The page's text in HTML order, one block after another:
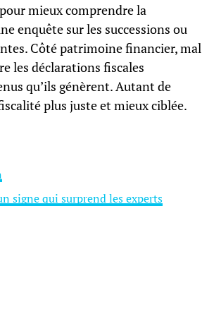
mieux comprendre la
enquête sur les successions ou
Côté patrimoine financier, mal
les déclarations fiscales
qu’ils génèrent. Autant de
plus juste et mieux ciblée.
signe qui surprend les experts